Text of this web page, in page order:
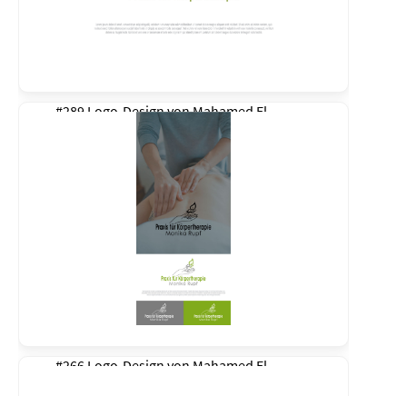
#289 Logo-Design vonMahamed El
#266 Logo-Design von Mahamed El